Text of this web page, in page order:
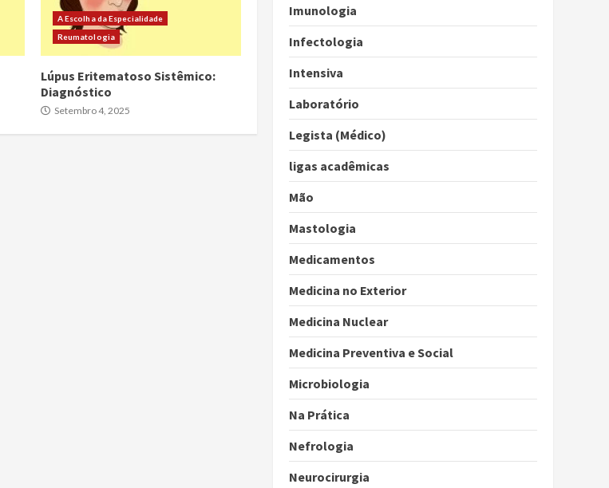
A Escolha da Especialidade
Reumatologia
Lúpus Eritematoso Sistêmico:
Diagnóstico
Setembro 4, 2025
Imunologia
Infectologia
Intensiva
Laboratório
Legista (Médico)
ligas acadêmicas
Mão
Mastologia
Medicamentos
Medicina no Exterior
Medicina Nuclear
Medicina Preventiva e Social
Microbiologia
Na Prática
Nefrologia
Neurocirurgia